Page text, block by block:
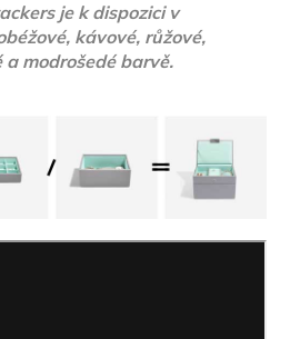
je k dispozici v
kávové, růžové,
modrošedé barvě.